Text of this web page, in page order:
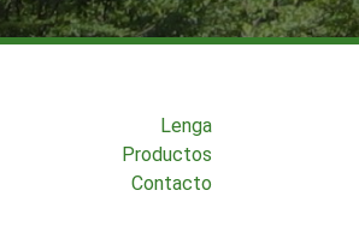
Lenga
Productos
Contacto